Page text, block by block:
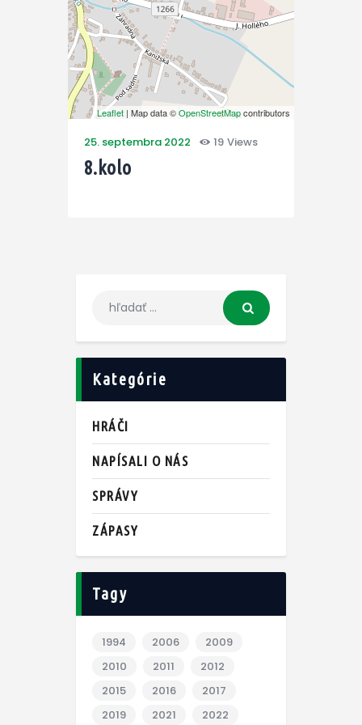
Leaflet | Map data ©OpenStreetMapcontributors
25. septembra 2022 19 Views
8.kolo
Kategórie
HRÁČI
NAPÍSALI O NÁS
SPRÁVY
ZÁPASY
Tagy
1994 2006
2009
2010
2011
2012
2015
2016
2017
2019
2021 2022